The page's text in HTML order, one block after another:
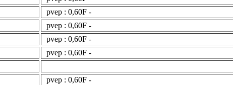
pvep : 0,60F -
pvep : 0,60F -
pvep : 0,60F -
pvep : 0,60F -
pvep : 0,60F -